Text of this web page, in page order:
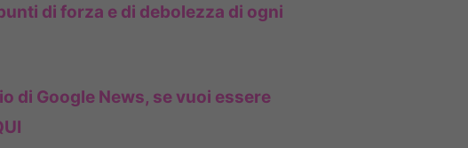
di forza e di debolezza di ogni
di Google News, se vuoi essere